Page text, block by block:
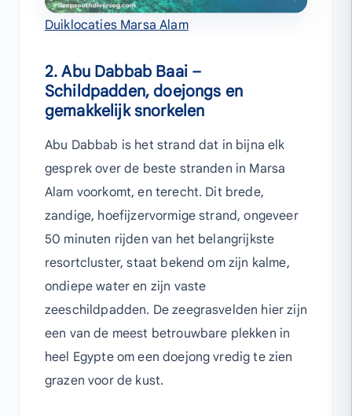
Duiklocaties Marsa Alam
2. Abu Dabbab Baai –
Schildpadden, doejongs en
gemakkelijk snorkelen
Abu Dabbab is het strand dat in bijna elk
gesprek over de beste stranden in Marsa
Alam voorkomt, en terecht. Dit brede,
zandige, hoefijzervormige strand, ongeveer
50 minuten rijden van het belangrijkste
resortcluster, staat bekend om zijn kalme,
ondiepe water en zijn vaste
zeeschildpadden. De zeegrasvelden hier zijn
een van de meest betrouwbare plekken in
heel Egypte om een doejong vredig te zien
grazen voor de kust.